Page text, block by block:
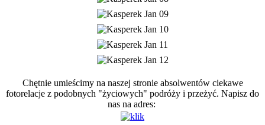
Chętnie umieścimy na naszej stronie absolwentów ciekawe
fotorelacje z podobnych "życiowych" podróży i przeżyć. Napisz do
nas na adres: